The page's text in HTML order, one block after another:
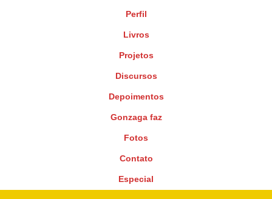
Perfil
Livros
Projetos
Discursos
Depoimentos
Gonzaga faz
Fotos
Contato
Especial